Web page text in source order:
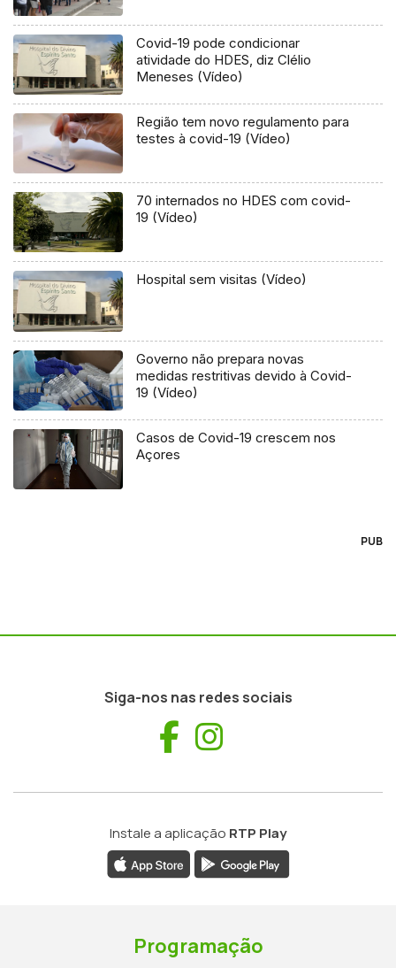
Covid-19 pode condicionar
atividade do HDES, diz Clélio
Meneses (Vídeo)
Região tem novo regulamento para
testes à covid-19 (Vídeo)
70 internados no HDES com covid-
19 (Vídeo)
Hospital sem visitas (Vídeo)
Governo não prepara novas
medidas restritivas devido à Covid-
19 (Vídeo)
Casos de Covid-19 crescem nos
Açores
PUB
Siga-nos nas redes sociais
Facebook
Instale a aplicação RTP Play
Programação